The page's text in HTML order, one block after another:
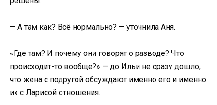
— А там как? Всё нормально? — уточнила Аня.
«Где там? И почему они говорят о разводе? Что
происходит-то вообще?» — до Ильи не сразу дошло,
что жена с подругой обсуждают именно его и именно
их с Ларисой отношения.